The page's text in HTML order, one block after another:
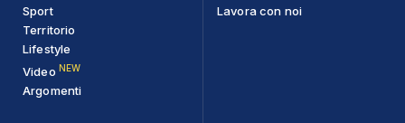
Sport
Territorio
Lifestyle
Video NEW
Argomenti
Lavora con noi